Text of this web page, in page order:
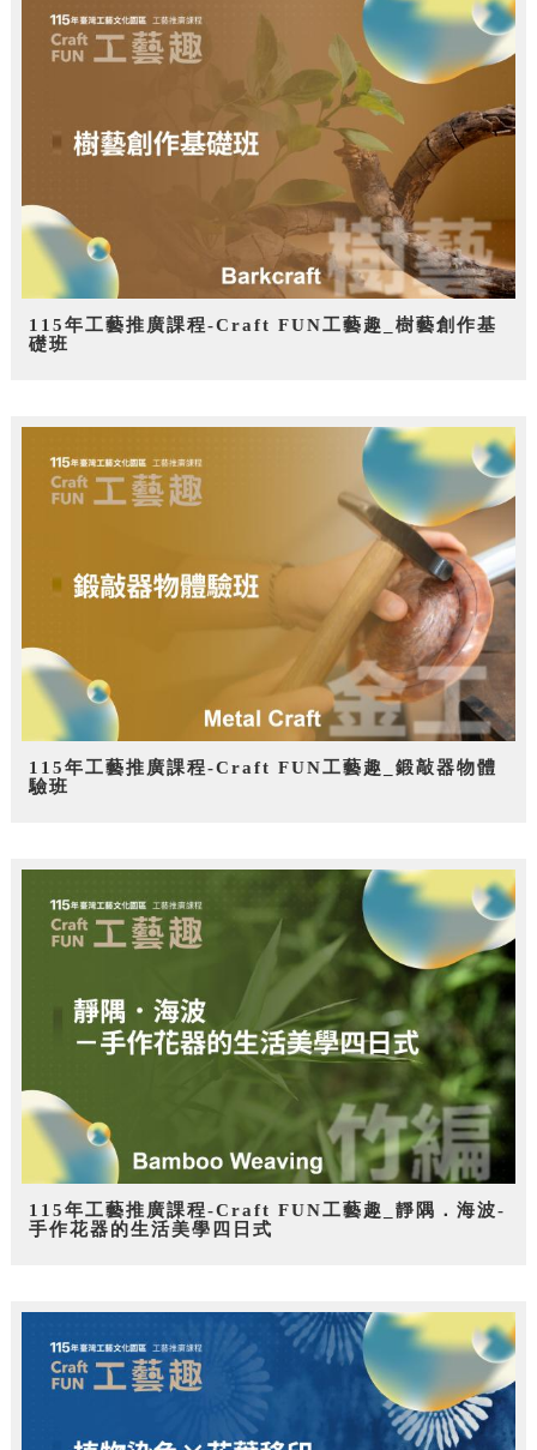
115年工藝推廣課程-Craft FUN工藝趣_樹藝創作基
礎班
115年工藝推廣課程-Craft FUN工藝趣_鍛敲器物體
驗班
115年工藝推廣課程-Craft FUN工藝趣_靜隅．海波-
手作花器的生活美學四日式